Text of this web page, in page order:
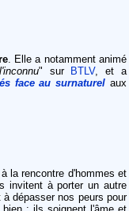
. Elle a notamment animé
" sur BTLV, et a
face au surnaturel aux
la rencontre d'hommes et
invitent à porter un autre
dépasser nos peurs pour